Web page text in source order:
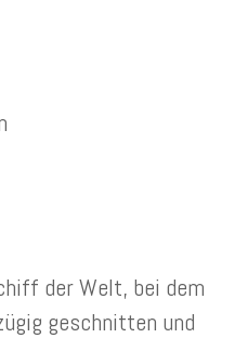
der Welt, bei dem
geschnitten und